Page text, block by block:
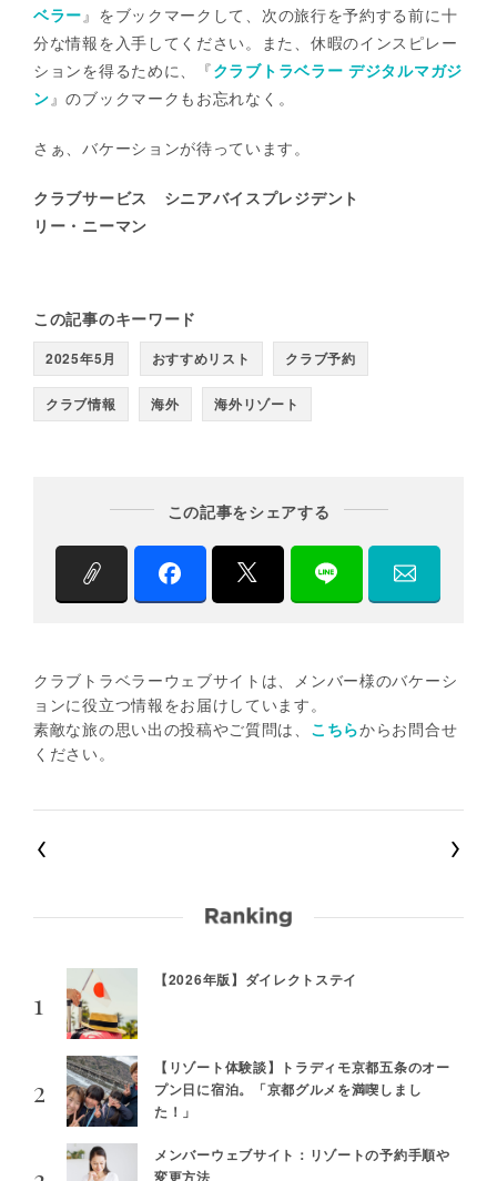
ベラー 』をブックマークして、次の旅行を予約する前に十
分な情報を入手してください。また、休暇のインスピレー
ションを得るために、『クラブトラベラー デジタルマガジ
ン 』のブックマークもお忘れなく。
さぁ、バケーションが待っています。
クラブサービス シニアバイスプレジデント
リー・ニーマン
この記事のキーワード
2025年5月 おすすめリスト クラブ予約
クラブ情報 海外 海外リゾート
この記事をシェアする
クラブトラベラーウェブサイトは、メンバー様のバケーシ
ョンに役立つ情報をお届けしています。
素敵な旅の思い出の投稿やご質問は、 こちらからお問合せ
ください。
【2026年版】ダイレクトステイ
【リゾート体験談】トラディモ京都五条のオー
プン日に宿泊。「京都グルメを満喫しまし
た！」
メンバーウェブサイト：リゾートの予約手順や
変更方法